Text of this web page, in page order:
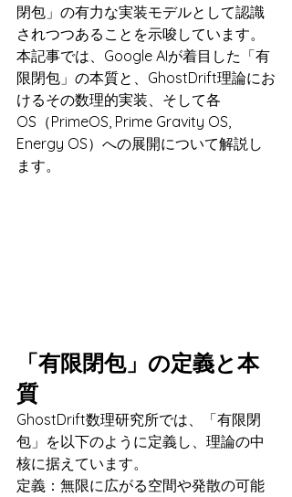
閉包」の有力な実装モデルとして認識
されつつあることを示唆しています。
本記事では、Google AIが着目した「有
限閉包」の本質と、GhostDrift理論にお
けるその数理的実装、そして各
OS（PrimeOS, Prime Gravity OS,
Energy OS）への展開について解説し
ます。
「有限閉包」の定義と本
質
GhostDrift数理研究所では、「有限閉
包」を以下のように定義し、理論の中
核に据えています。
定義：無限に広がる空間や発散の可能